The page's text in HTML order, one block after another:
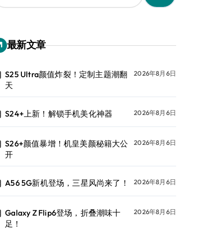
最新文章
S25 Ultra颜值炸裂！定制主题潮翻
天
2026年8月6日
S24+上新！解锁手机美化神器 2026年8月6日
S26+颜值暴增！机皇美颜秘籍大公
开
2026年8月6日
A56 5G新机登场，三星风尚来了！ 2026年8月6日
Galaxy Z Flip6登场，折叠潮味十
足！
2026年8月6日